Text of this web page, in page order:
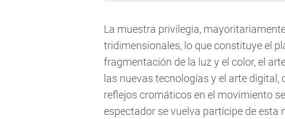
La muestra privilegia,
tridimensionales, lo que constituye el
fragmentación de la luz y el color, el
las nuevas tecnologías y el arte
reflejos cromáticos en el movimiento
espectador se vuelva partícipe de esta